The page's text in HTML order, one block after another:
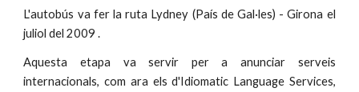
L'autobús va fer la ruta Lydney (País de Gal·les) - Girona el
juliol del 2009 .
Aquesta etapa va servir per a anunciar serveis
internacionals, com ara els d'Idiomatic Language Services,